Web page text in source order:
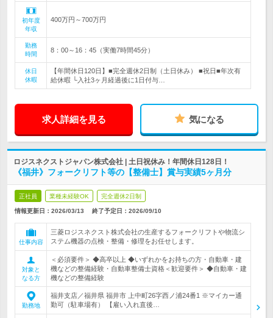
初年度
年収
400万円～700万円
勤務
時間
8：00～16：45（実働7時間45分）
休日
休暇
【年間休日120日】■完全週休2日制（土日休み） ■祝日■年次有
給休暇 └入社3ヶ月経過後に1日付与…
求人詳細を見る 気になる
ロジスネクストジャパン株式会社 | 土日祝休み！年間休日128日！
《福井》フォークリフト等の【整備士】賞与実績5ヶ月分
正社員 業種未経験OK 完全週休2日制
情報更新日：2026/03/13 終了予定日： 2026/09/10
仕事内容
三菱ロジスネクスト株式会社の生産するフォークリフトや物流シ
ステム機器の点検・整備・修理をお任せします。
対象と
なる方
＜必須要件＞ ◆高卒以上 ◆いずれかをお持ちの方・自動車・建
機などの整備経験・自動車整備士資格＜歓迎要件＞ ◆自動車・建
機などの整備経験
勤務地
福井支店／福井県 福井市 上中町26字西ノ浦24番1 ※マイカー通
勤可（駐車場有） 【雇い入れ直後…